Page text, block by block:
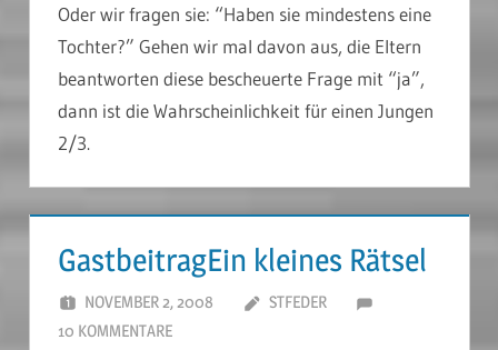
Oder wir fragen sie: “Haben sie mindestens eine
Tochter?” Gehen wir mal davon aus, die Eltern
beantworten diese bescheuerte Frage mit “ja”,
dann ist die Wahrscheinlichkeit für einen Jungen
2/3.
GastbeitragEin kleines Rätsel
NOVEMBER 2, 2008
STFEDER
10 KOMMENTARE